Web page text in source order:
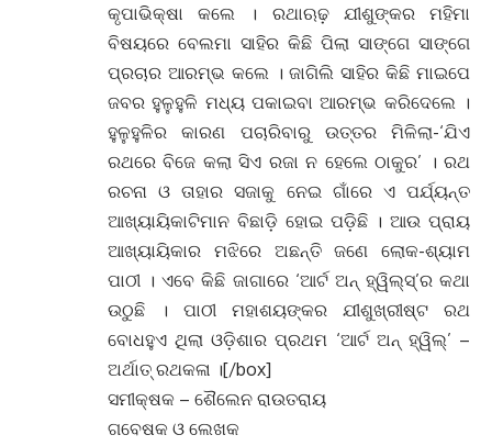
କୃପାଭିକ୍ଷା କଲେ । ରଥାଋଢ଼ ଯୀଶୁଙ୍କର ମହିମା
ବିଷୟରେ ବେଲମା ସାହିର କିଛି ପିଲା ସାଙ୍ଗେ ସାଙ୍ଗେ
ପ୍ରଚାର ଆରମ୍ଭ କଲେ । ଜାଗିଲି ସାହିର କିଛି ମାଇପେ
ଜବର ହୁଳୁହୁଳି ମଧ୍ୟ ପକାଇବା ଆରମ୍ଭ କରିଦେଲେ ।
ହୁଳୁହୁଳିର କାରଣ ପଚାରିବାରୁ ଉତ୍ତର ମିଳିଲା-‘ଯିଏ
ରଥରେ ବିଜେ କଲା ସିଏ ରଜା ନ ହେଲେ ଠାକୁର’ । ରଥ
ରଚନା ଓ ତାହାର ସଜାକୁ ନେଇ ଗାଁରେ ଏ ପର୍ଯ୍ୟନ୍ତ
ଆଖ୍ୟାୟିକାଟିମାନ ବିଛାଡ଼ି ହୋଇ ପଡ଼ିଛି । ଆଉ ପ୍ରାୟ
ଆଖ୍ୟାୟିକାର ମଝିରେ ଅଛନ୍ତି ଜଣେ ଲୋକ-ଶ୍ୟାମ
ପାଠୀ । ଏବେ କିଛି ଜାଗାରେ ‘ଆର୍ଟ ଅନ୍ ହ୍ୱିଲ୍ସ୍’ର କଥା
ଉଠୁଛି । ପାଠୀ ମହାଶୟଙ୍କର ଯୀଶୁଖ୍ରୀଷ୍ଟ ରଥ
ବୋଧହୁଏ ଥିଲା ଓଡ଼ିଶାର ପ୍ରଥମ ‘ଆର୍ଟ ଅନ୍ ହ୍ୱିଲ୍’ –
ଅର୍ଥାତ୍ ରଥକଳା ।[/box]
ସମୀକ୍ଷକ – ଶୈଲେନ ରାଉତରାୟ
ଗବେଷକ ଓ ଲେଖକ